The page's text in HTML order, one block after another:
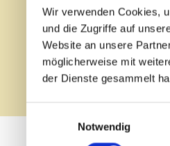
Wir verwenden Cookies,
und die Zugriffe auf
Website an unsere
möglicherweise mit
der Dienste gesammelt
Notwendig
Wir würden uns